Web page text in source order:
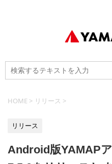
HOME > リリース >
リリース
Android版YAMAP